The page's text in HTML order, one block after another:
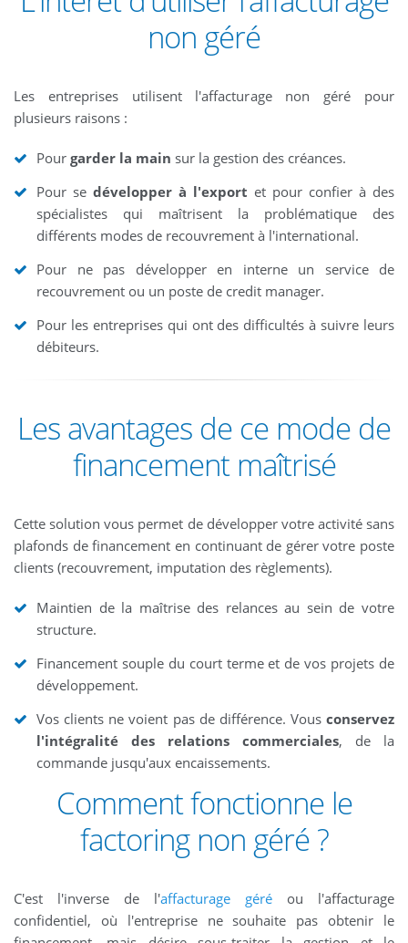
non géré
Les entreprises utilisent l'affacturage non géré pour
plusieurs raisons :
Pour garder la main sur la gestion des créances.
Pour se développer à l'export et pour confier à des
spécialistes qui maîtrisent la problématique des
différents modes de recouvrement à l'international.
Pour ne pas développer en interne un service de
recouvrement ou un poste de credit manager.
Pour les entreprises qui ont des difficultés à suivre leurs
débiteurs.
Les avantages de ce mode de
financement maîtrisé
Cette solution vous permet de développer votre activité sans
plafonds de financement en continuant de gérer votre poste
clients (recouvrement, imputation des règlements).
Maintien de la maîtrise des relances au sein de votre
structure.
Financement souple du court terme et de vos projets de
développement.
Vos clients ne voient pas de différence. Vous conservez
l'intégralité des relations commerciales, de la
commande jusqu'aux encaissements.
Comment fonctionne le
factoring non géré ?
C'est l'inverse de l'affacturage géré ou l'affacturage
confidentiel, où l'entreprise ne souhaite pas obtenir le